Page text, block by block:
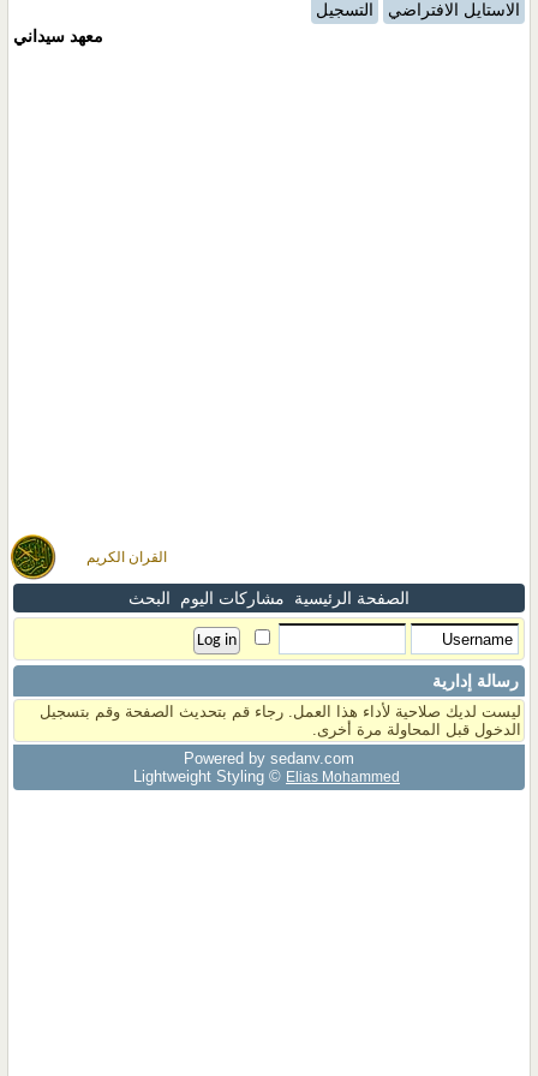
القران الكريم
الاستايل الافتراضي
التسجيل
معهد سيداني
الصفحة الرئيسية مشاركات اليوم البحث
رسالة إدارية
ليست لديك صلاحية لأداء هذا العمل. رجاء قم بتحديث الصفحة وقم بتسجيل
الدخول قبل المحاولة مرة أخرى.
Powered by sedany.com
Lightweight Styling © Elias Mohammed